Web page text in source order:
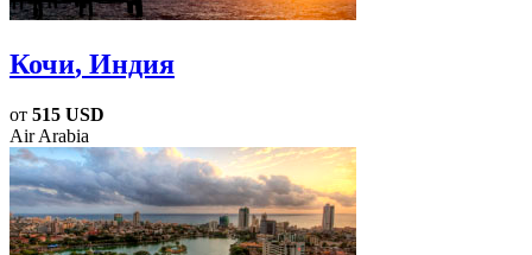
Кочи, Индия
от 515 USD
Air Arabia